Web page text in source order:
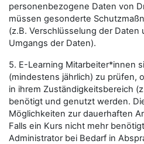
personenbezogene Daten von
müssen gesonderte
(z.B. Verschlüsselung der Daten
Umgangs der Daten).
5. E-Learning Mitarbeiter*innen
(mindestens jährlich) zu prüfen,
in ihrem Zuständigkeitsbereich
benötigt und genutzt werden.
Möglichkeiten zur dauerhaften
Falls ein Kurs nicht mehr
Administrator bei Bedarf in